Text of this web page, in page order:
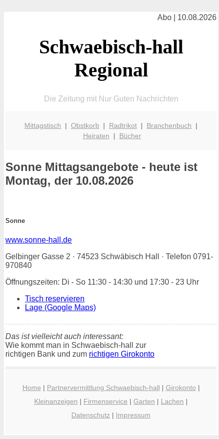
Abo | 10.08.2026
Schwaebisch-hall
Regional
Die Zeitung mit Nur Guten Nachrichten
Mittagstisch | Obstkorb | Radtrikot | Branchenbuch |
Heiraten | Bücher
Sonne Mittagsangebote - heute ist
Montag, der 10.08.2026
Sonne
www.sonne-hall.de
Gelbinger Gasse 2 · 74523 Schwäbisch Hall · Telefon 0791-
970840
Öffnungszeiten: Di - So 11:30 - 14:30 und 17:30 - 23 Uhr
Tisch reservieren
Lage (Google Maps)
Das ist vielleicht auch interessant:
Wie kommt man in Schwaebisch-hall zur
richtigen Bank und zum richtigen Girokonto
Home | Partnervermittlung Schwaebisch-hall | Girokonto |
Kleinanzeigen | Firmenservice | Garten | Lachen |
Datenschutz | Impressum